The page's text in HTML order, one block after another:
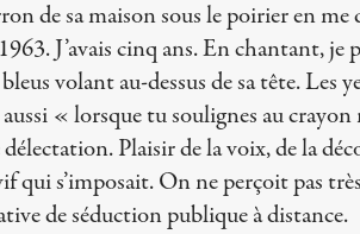
de sa maison sous le poirier en
J’avais cinq ans. En chantant, je
volant au-dessus de sa tête. Les
« lorsque tu soulignes au
Plaisir de la voix, de la
s’imposait. On ne perçoit pas
de séduction publique à distance.